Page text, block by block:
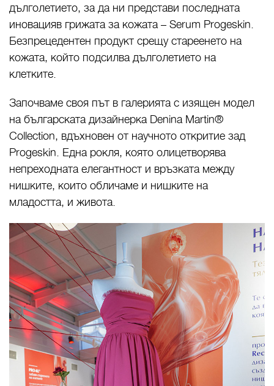
дълголетието, за да ни представи последната
иновацияв грижата за кожата – Serum Progeskin.
Безпрецедентен продукт срещу стареенето на
кожата, който подсилва дълголетието на
клетките.
Започваме своя път в галерията с изящен модел
на българската дизайнерка Denina Martin®
Collection, вдъхновен от научното откритие зад
Progeskin. Една рокля, която олицетворява
непреходната елегантност и връзката между
нишките, които обличаме и нишките на
младостта, и живота.